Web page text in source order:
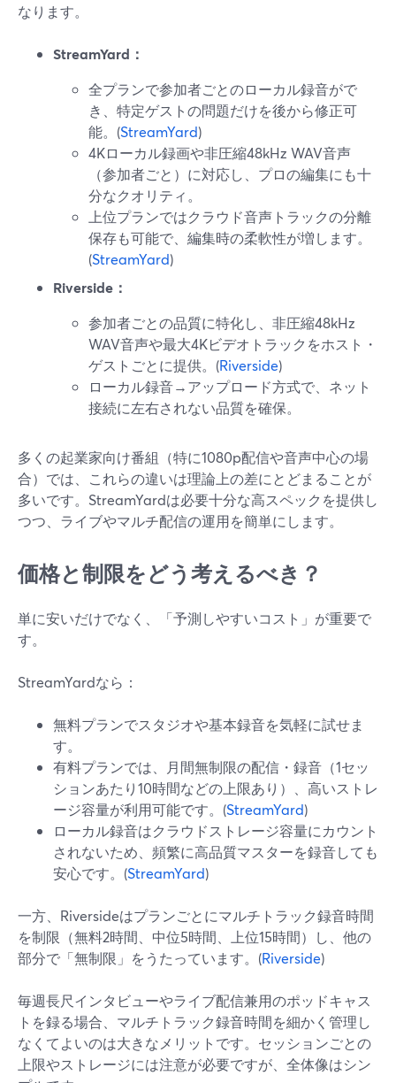
なります。
StreamYard：
全プランで参加者ごとのローカル録音がで
き、特定ゲストの問題だけを後から修正可
能。(StreamYard)
4Kローカル録画や非圧縮48kHz WAV音声
（参加者ごと）に対応し、プロの編集にも十
分なクオリティ。
上位プランではクラウド音声トラックの分離
保存も可能で、編集時の柔軟性が増します。
(StreamYard)
Riverside：
参加者ごとの品質に特化し、非圧縮48kHz
WAV音声や最大4Kビデオトラックをホスト・
ゲストごとに提供。(Riverside)
ローカル録音→アップロード方式で、ネット
接続に左右されない品質を確保。
多くの起業家向け番組（特に1080p配信や音声中心の場
合）では、これらの違いは理論上の差にとどまることが
多いです。StreamYardは必要十分な高スペックを提供し
つつ、ライブやマルチ配信の運用を簡単にします。
価格と制限をどう考えるべき？
単に安いだけでなく、「予測しやすいコスト」が重要で
す。
StreamYardなら：
無料プランでスタジオや基本録音を気軽に試せま
す。
有料プランでは、月間無制限の配信・録音（1セッ
ションあたり10時間などの上限あり）、高いストレ
ージ容量が利用可能です。(StreamYard)
ローカル録音はクラウドストレージ容量にカウント
されないため、頻繁に高品質マスターを録音しても
安心です。(StreamYard)
一方、Riversideはプランごとにマルチトラック録音時間
を制限（無料2時間、中位5時間、上位15時間）し、他の
部分で「無制限」をうたっています。(Riverside)
毎週長尺インタビューやライブ配信兼用のポッドキャス
トを録る場合、マルチトラック録音時間を細かく管理し
なくてよいのは大きなメリットです。セッションごとの
上限やストレージには注意が必要ですが、全体像はシン